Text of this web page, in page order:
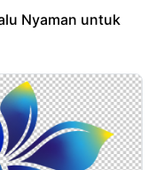
Nyaman untuk